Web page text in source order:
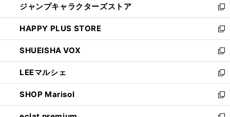
く
ィ
ン
ド
ウ
で
開
く
い
ウ
ィ
ン
ド
ウ
で
開
く
ジャンプキャラクターズストア
新
し
い
ウ
ィ
ン
ド
ウ
で
開
HAPPY PLUS STORE
新
し
い
ウ
ィ
ン
ド
ウ
SHUEISHA VOX
新
し
い
ウ
ィ
ン
LEEマルシェ
新
し
い
ウ
SHOP Marisol
新
し